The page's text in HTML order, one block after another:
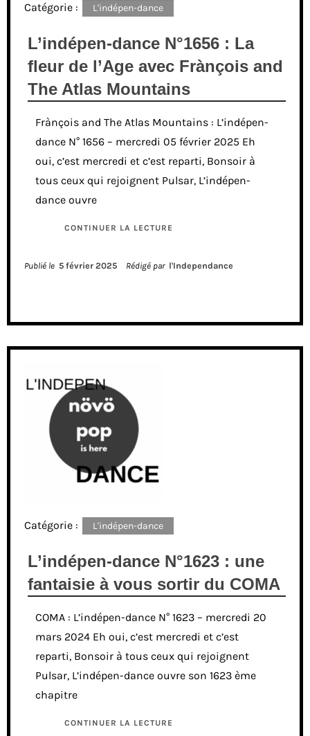
Catégorie : L'indépen-dance
L’indépen-dance N°1656 : La
fleur de l’Age avec Frànçois and
The Atlas Mountains
Frànçois and The Atlas Mountains : L’indépen-
dance N° 1656 – mercredi 05 février 2025 Eh
oui, c’est mercredi et c’est reparti, Bonsoir à
tous ceux qui rejoignent Pulsar, L’indépen-
dance ouvre
CONTINUER LA LECTURE
Publié le 5 février 2025 Rédigé par l'Independance
Catégorie : L'indépen-dance
L’indépen-dance N°1623 : une
fantaisie à vous sortir du COMA
COMA : L’indépen-dance N° 1623 – mercredi 20
mars 2024 Eh oui, c’est mercredi et c’est
reparti, Bonsoir à tous ceux qui rejoignent
Pulsar, L’indépen-dance ouvre son 1623 ème
chapitre
CONTINUER LA LECTURE